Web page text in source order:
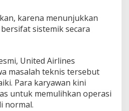
karena menunjukkan
sistemik secara
United Airlines
masalah teknis tersebut
Para karyawan kini
untuk memulihkan operasi
normal.